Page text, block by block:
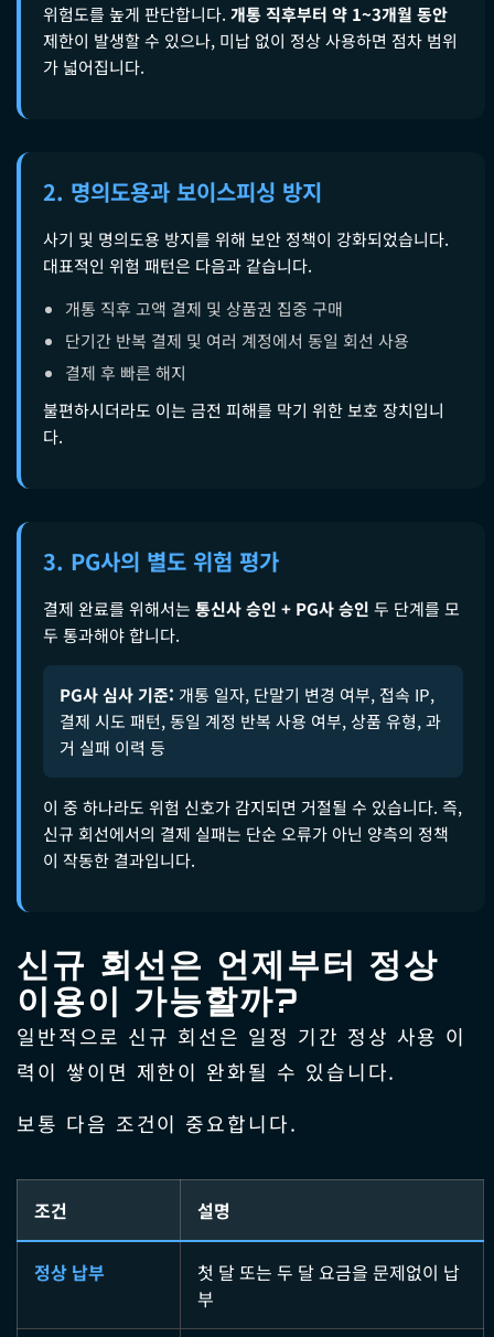
위험도를 높게 판단합니다. 개통 직후부터 약 1~3개월 동안
제한이 발생할 수 있으나, 미납 없이 정상 사용하면 점차 범위
가 넓어집니다.
2. 명의도용과 보이스피싱 방지
사기 및 명의도용 방지를 위해 보안 정책이 강화되었습니다.
대표적인 위험 패턴은 다음과 같습니다.
개통 직후 고액 결제 및 상품권 집중 구매
단기간 반복 결제 및 여러 계정에서 동일 회선 사용
결제 후 빠른 해지
불편하시더라도 이는 금전 피해를 막기 위한 보호 장치입니
다.
3. PG사의 별도 위험 평가
결제 완료를 위해서는 통신사 승인 + PG사 승인 두 단계를 모
두 통과해야 합니다.
PG사 심사 기준: 개통 일자, 단말기 변경 여부, 접속 IP,
결제 시도 패턴, 동일 계정 반복 사용 여부, 상품 유형, 과
거 실패 이력 등
이 중 하나라도 위험 신호가 감지되면 거절될 수 있습니다. 즉,
신규 회선에서의 결제 실패는 단순 오류가 아닌 양측의 정책
이 작동한 결과입니다.
신규 회선은 언제부터 정상
이용이 가능할까?
일반적으로 신규 회선은 일정 기간 정상 사용 이
력이 쌓이면 제한이 완화될 수 있습니다.
보통 다음 조건이 중요합니다.
조건 설명
정상 납부
첫 달 또는 두 달 요금을 문제없이 납
부